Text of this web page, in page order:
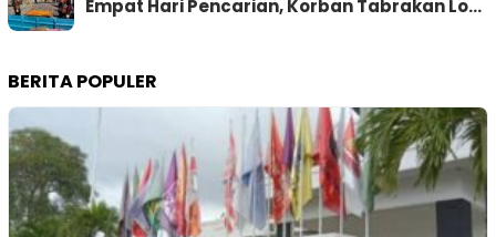
Empat Hari Pencarian, Korban Tabrakan Lo…
BERITA POPULER